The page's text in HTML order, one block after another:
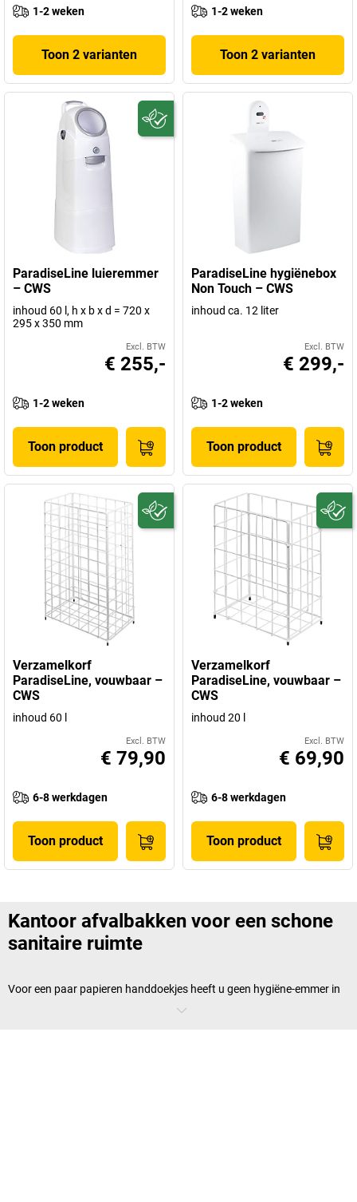
1-2 weken
Toon 2 varianten
1-2 weken
Toon 2 varianten
ParadiseLine luieremmer
– CWS
inhoud 60 l, h x b x d = 720 x
295 x 350 mm
Excl. BTW
€ 255,-
1-2 weken
Toon product
ParadiseLine hygiënebox
Non Touch – CWS
inhoud ca. 12 liter
Excl. BTW
€ 299,-
1-2 weken
Toon product
Verzamelkorf
ParadiseLine, vouwbaar –
CWS
inhoud 60 l
Excl. BTW
€ 79,90
6-8 werkdagen
Toon product
Verzamelkorf
ParadiseLine, vouwbaar –
CWS
inhoud 20 l
Excl. BTW
€ 69,90
6-8 werkdagen
Toon product
Kantoor afvalbakken voor een schone
sanitaire ruimte
Voor een paar papieren handdoekjes heeft u geen hygiëne-emmer in
uw sanitaire ruimten nodig. Ze zijn echter onmisbaar voor de